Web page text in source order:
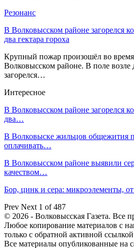
Резонанс
В Волковысском районе загорелся
два гектара гороха
Крупный пожар произошёл во
Волковысском районе. В поле
загорелся…
Интересное
В Волковысском районе загорелся
два…
В Волковыске жильцов общежития
оплачивать…
В Волковысском районе выявили
качеством…
Бор, цинк и сера: микроэлементы,
Prev Next 1 of 487
© 2026 - Волковысская Газета. Все
Любое копирование материалов с
только с обратной активной
Все материалы опубликованные на